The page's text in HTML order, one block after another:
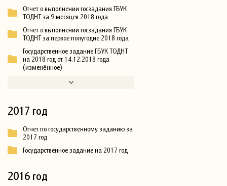
Отчет о выполнении госзадания ГБУК
ТОДНТ за 9 месяцев 2018 года
Отчет о выполнении госзадания ГБУК
ТОДНТ за первое полугодие 2018 года
Государственное задание ГБУК ТОДНТ
на 2018 год от 14.12.2018 года
(изменённое)
2017 год
Отчет по государственному заданию за
2017 год
Государственное задание на 2017 год
2016 год